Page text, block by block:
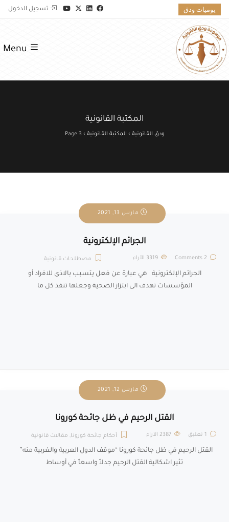
يوميات ودق تسجيل الدخول
Menu
المكتبة القانونية
ودق القانونية › المكتبة القانونية ›
Page 3
مارس 13, 2021
الجرائم الإلكترونية
مصطلحات قانونية 2 Comments الآراء
الجرائم الإلكترونية هي عبارة عن فعل يتسبب بالاذى للافراد أو
المؤسسات تهدف الى ابتزاز الضحية وجعلها تنفذ كل ما
مارس 12, 2021
القتل الرحيم في ظل جائحة كورونا
أحكام جائحة كورونا, مقالات قانونية 1 تعليق الآراء
القتل الرحيم في ظل جائحة كورونا “موقف الدول العربية والغربية منه”
تثير اشكالية القتل الرحيم جدلاً واسعاً في أوساط